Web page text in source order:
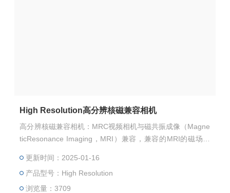
High Resolution高分辨核磁兼容相机
高分辨核磁兼容相机：MRC视频相机与磁共振成像（Magne
ticResonance Imaging，MRI）兼容，兼容的MRI的磁场范
（Field view），放大倍率(Magnification)和工作距离(Worki
ng distance)。
更新时间：2025-01-16
产品型号：High Resolution
浏览量：3709